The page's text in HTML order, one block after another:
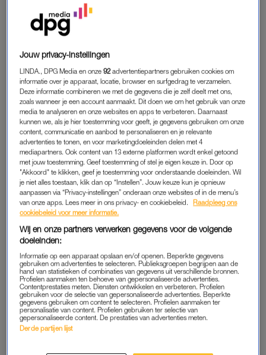
Een bericht gedeeld door Madonna (@madonna)
KIM-LIAN
Kim-Lian maak je heel blij met een gezellig avondje thuis-
tafelen met vrienden.
Jouw privacy-instellingen
LINDA., DPG Media en onze92 advertentiepartners gebruiken cookies om
informatie over je apparaat, locatie, browser en surfgedrag te verzamelen.
Deze informatie combineren we met de gegevens die je zelf deelt met ons,
zoals wanneer je een account aanmaakt. Dit doen we om het gebruik van onze
media te analyseren en onze websites en apps te verbeteren. Daarnaast
kunnen we, als je hier toestemming voor geeft, je gegevens gebruiken om onze
content, communicatie en aanbod te personaliseren en je relevante
advertenties te tonen, en voor marketingdoeleinden delen met 4
mediapartners. Ook content van 13 externe platformen wordt enkel getoond
met jouw toestemming. Geef toestemming of stel je eigen keuze in. Door op
"Akkoord" te klikken, geef je toestemming voor onderstaande doeleinden. Wil
je niet alles toestaan, klik dan op “Instellen”. Jouw keuze kun je opnieuw
aanpassen via “Privacy-instellingen” onderaan onze websites of in de menu’s
van onze apps. Lees meer in ons privacy- en cookiebeleid.
Raadpleeg ons
cookiebeleid voor meer informatie.
Wij en onze partners verwerken gegevens voor de volgende
doeleinden:
Informatie op een apparaat opslaan en/of openen. Beperkte gegevens
gebruiken om advertenties te selecteren. Publieksgroepen begrijpen aan de
hand van statistieken of combinaties van gegevens uit verschillende bronnen.
Profielen aanmaken ten behoeve van gepersonaliseerde advertenties.
Contentprestaties meten. Diensten ontwikkelen en verbeteren. Profielen
gebruiken voor de selectie van gepersonaliseerde advertenties. Beperkte
gegevens gebruiken om content te selecteren. Profielen aanmaken ter
personalisatie van content. Profielen gebruiken ter selectie van
gepersonaliseerde content. De prestaties van advertenties meten.
Derde partijen lijst